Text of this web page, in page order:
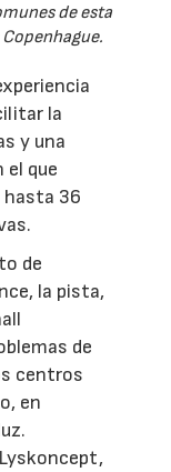
de esta
la
y una
el que
hasta 36
de
la pista,
de
centros
en